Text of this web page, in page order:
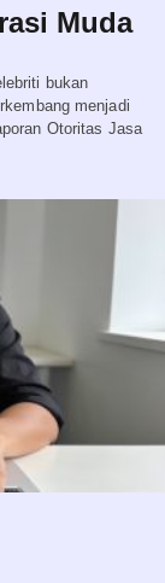
Muda
bukan
menjadi
Otoritas Jasa